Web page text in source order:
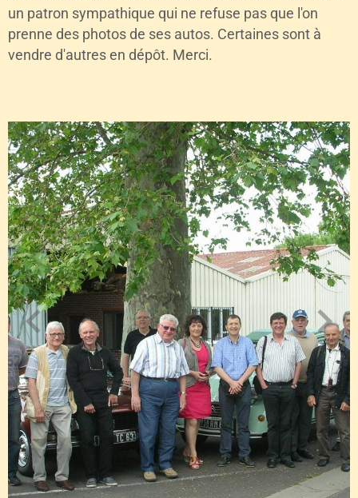
un patron sympathique qui ne refuse pas que l'on
prenne des photos de ses autos. Certaines sont à
vendre d'autres en dépôt. Merci.